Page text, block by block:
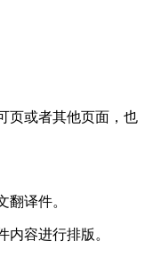
页或者其他页面，也
翻译件。
容进行排版。